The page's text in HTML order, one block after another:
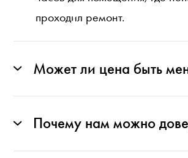
проходил ремонт.
Может ли цена быть
Почему нам можно